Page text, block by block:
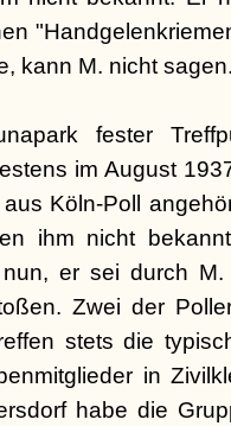
kann M. nicht
fester
im August
Köln-Poll
ihm nicht
er sei durch M.
Zwei der
stets die
in
habe die